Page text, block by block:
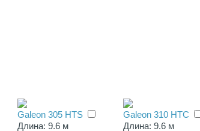
Galeon 305 HTS
Длина: 9.6 м
Galeon 310 HTC
Длина: 9.6 м